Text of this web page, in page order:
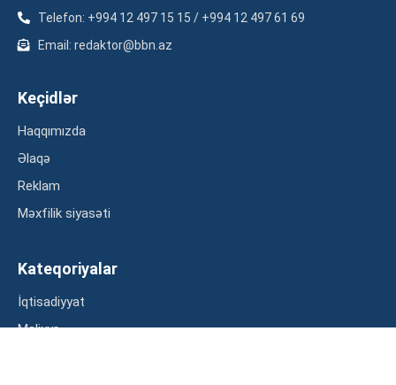
Telefon: +994 12 497 15 15 / +994 12 497 61 69
Email: redaktor@bbn.az
Keçidlər
Haqqımızda
Əlaqə
Reklam
Məxfilik siyasəti
Kateqoriyalar
İqtisadiyyat
Maliyyə